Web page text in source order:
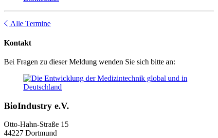
Alle Termine
Kontakt
Bei Fragen zu dieser Meldung wenden Sie sich bitte an:
BioIndustry e.V.
Otto-Hahn-Straße 15
44227 Dortmund